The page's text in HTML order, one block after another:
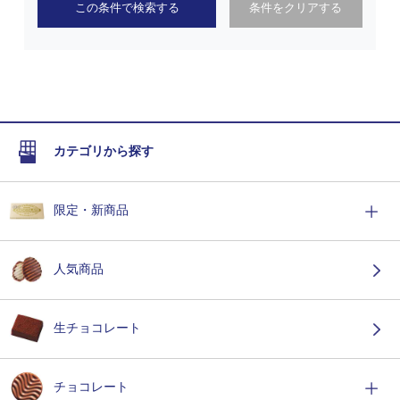
この条件で検索する 条件をクリアする
カテゴリから探す
限定・新商品
人気商品
生チョコレート
チョコレート